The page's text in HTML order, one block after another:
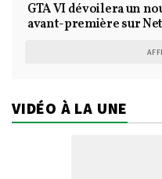
GTA VI dévoilera un
avant-première sur
VIDÉO À LA UNE